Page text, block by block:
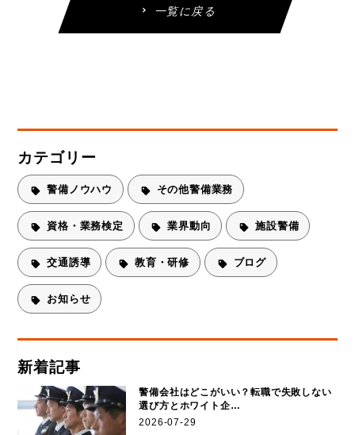
一覧に戻る
カテゴリー
警備ノウハウ その他警備業務
資格・業務検定 業界動向 施設警備
交通誘導 教育・研修 ブログ
お知らせ
新着記事
警備会社はどこがいい？転職で失敗しない
選び方とホワイト企…
2026-07-29